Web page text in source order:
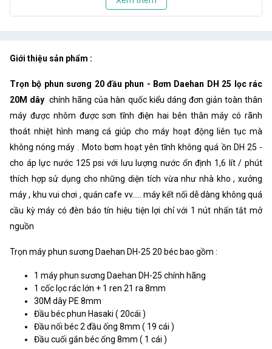
Giới thiệu sản phẩm :
Trọn bộ phun sương 20 đầu phun - Bơm Daehan DH 25 lọc rác
20M dây chính hãng của hàn quốc kiểu dáng đơn giản toàn thân
máy được nhôm được sơn tĩnh điện hai bên thân máy có rãnh
thoát nhiệt hình mang cá giúp cho máy hoạt động liên tục mà
không nóng máy . Moto bơm hoạt yên tĩnh không quá ồn DH 25 -
cho áp lực nước 125 psi với lưu lượng nước ổn định 1,6 lít / phút
thích hợp sử dụng cho những diện tích vừa như nhà kho , xưởng
máy , khu vui chơi , quán cafe vv..... máy kết nối dễ dàng không quá
cầu kỳ máy có đèn báo tín hiệu tiện lợi chỉ với 1 nút nhấn tắt mở
nguồn
Trọn máy phun sương Daehan DH-25 20 béc bao gồm :
1 máy phun sương Daehan DH-25 chính hãng
1 cốc lọc rác lớn + 1 ren 21 ra 8mm
30M dây PE 8mm
Đầu béc phun Hasaki ( 20cái )
Đầu nối béc 2 đầu ống 8mm ( 19 cái )
Đầu cuối gắn béc ống 8mm ( 1 cái )